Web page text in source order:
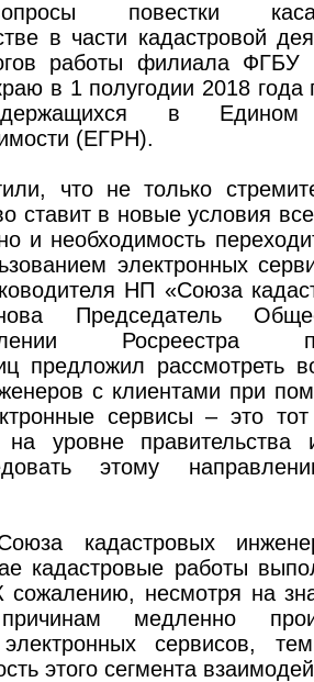
повестки
в части кадастровой
работы филиала ФГБУ
в 1 полугодии 2018
в Едином
(ЕГРН).
что не только
ставит в новые условия
и необходимость
электронных
НП «Союза
Председатель
Росреестра
предложил рассмотреть
с клиентами при
сервисы – это
на уровне
этому
кадастровых
кадастровые работы
сожалению, несмотря на
медленно
электронных сервисов,
этого сегмента